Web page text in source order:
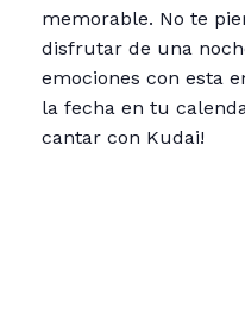
memorable. No te
disfrutar de una
emociones con esta
la fecha en tu
cantar con Kudai!